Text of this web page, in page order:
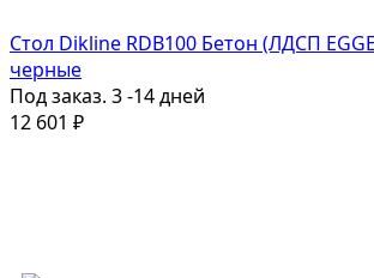
Стол Dikline RDB100 Бетон (ЛДСП
черные
Под заказ. 3 -14 дней
12 601 ₽